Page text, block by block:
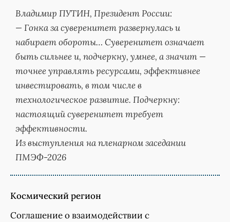
Владимир ПУТИН, Президент России:
— Гонка за суверенитет развернулась и
набирает обороты… Суверенитет означает
быть сильнее и, подчеркну, умнее, а значит —
точнее управлять ресурсами, эффективнее
инвестировать, в том числе в
технологическое развитие. Подчеркну:
настоящий суверенитет требует
эффективности.
Из выступления на пленарном заседании
ПМЭФ-2026
Космический регион
Соглашение о взаимодействии с